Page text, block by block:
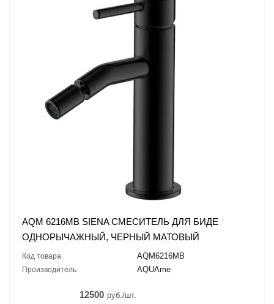
AQM 6216MB SIENA СМЕСИТЕЛЬ ДЛЯ БИДЕ
ОДНОРЫЧАЖНЫЙ, ЧЕРНЫЙ МАТОВЫЙ
Код товара AQM6216MB
Производитель AQUAme
12500 руб./шт.